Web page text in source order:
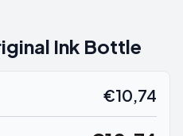
Ink Bottle
€10,74